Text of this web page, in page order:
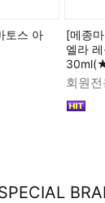
토스 아
[메종
엘라
회원전